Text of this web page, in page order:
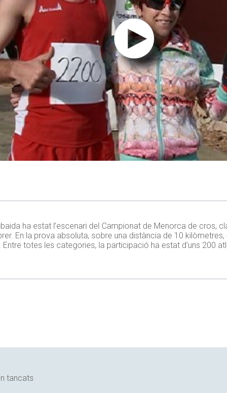
ha estat l’escenari del Campionat de Menorca de cros,
En la prova absoluta, sobre una distància de 10
Entre totes les categories, la participació ha estat d’uns 200
tancats